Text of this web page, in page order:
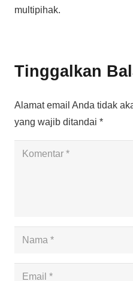
multipihak.
Tinggalkan
Alamat email Anda tidak
yang wajib ditandai *